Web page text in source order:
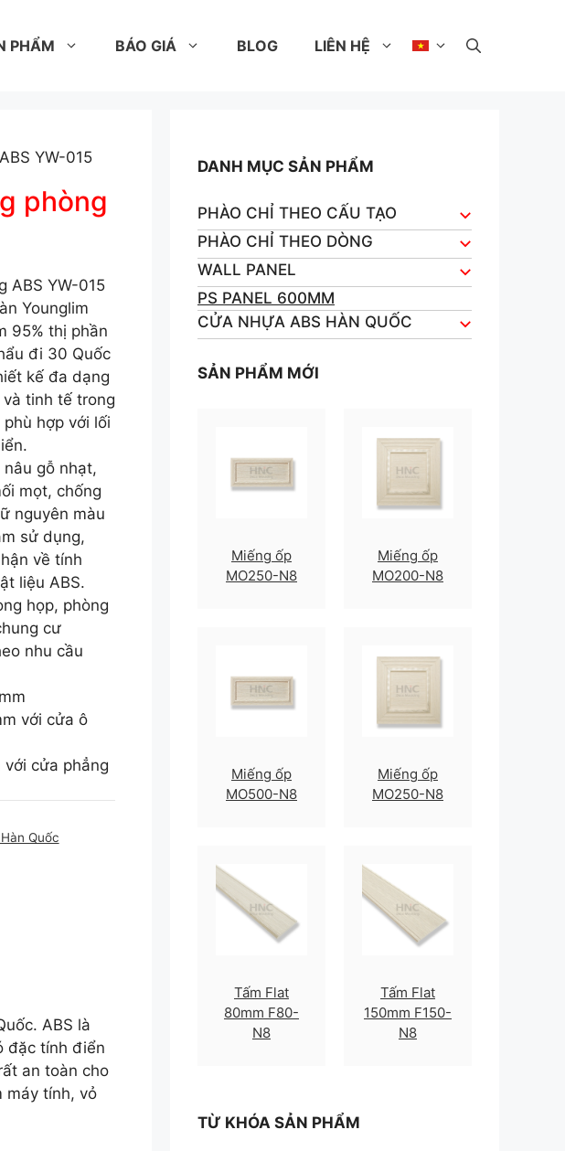
PHẨM BÁO GIÁ BLOG LIÊN HỆ
YW-015
phòng
ABS YW-015
Younglim
95% thị phần
đi 30 Quốc
kế đa dạng
tinh tế trong
hợp với lối
gỗ nhạt,
mọt, chống
nguyên màu
sử dụng,
về tính
liệu ABS.
họp, phòng
cư
nhu cầu
với cửa ô
với cửa phẳng
Quốc
ABS là
đặc tính điển
an toàn cho
máy tính, vỏ
DANH MỤC SẢN PHẨM
PHÀO CHỈ THEO CẤU TẠO
PHÀO CHỈ THEO DÒNG
WALL PANEL
PS PANEL 600MM
CỬA NHỰA ABS HÀN QUỐC
SẢN PHẨM MỚI
Miếng ốp
MO250-N8
Miếng ốp
MO200-N8
Miếng ốp
MO500-N8
Miếng ốp
MO250-N8
Tấm Flat
80mm F80-
N8
Tấm Flat
150mm F150-
N8
TỪ KHÓA SẢN PHẨM